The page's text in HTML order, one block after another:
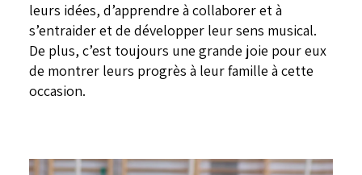
leurs idées, d’apprendre à collaborer et à
s’entraider et de développer leur sens musical.
De plus, c’est toujours une grande joie pour eux
de montrer leurs progrès à leur famille à cette
occasion.